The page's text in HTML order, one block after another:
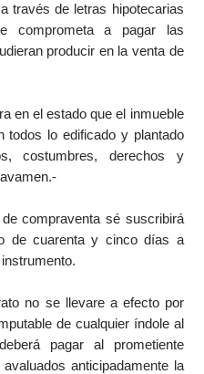
través de letras hipotecarias
comprometa a pagar las
producir en la venta de
en el estado que el inmueble
todos lo edificado y plantado
costumbres, derechos y
compraventa sé suscribirá
de cuarenta y cinco días a
no se llevare a efecto por
de cualquier índole al
pagar al prometiente
anticipadamente la